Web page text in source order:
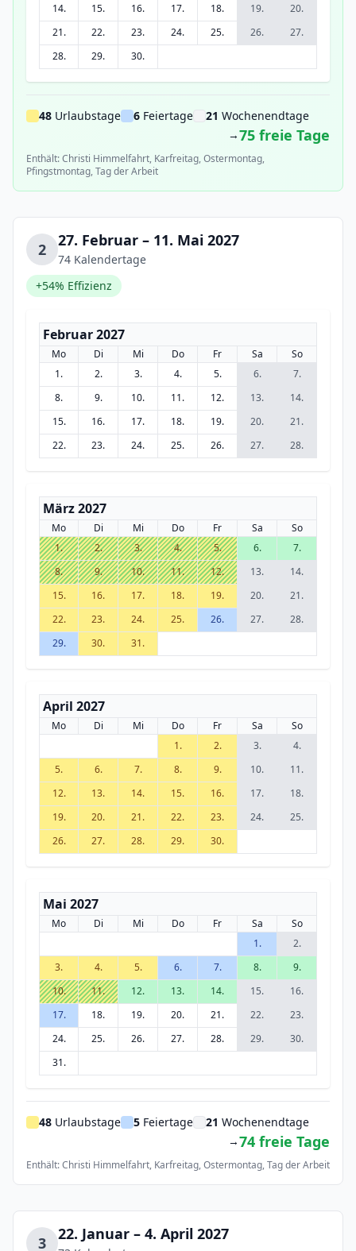
14.
15. 16. 17. 18. 19.
20.
21.
22. 23. 24. 25. 26.
27.
28.
29. 30.
48 Urlaubstage 6 Feiertage 21 Wochenendtage
→75 freie Tage
Enthält: Christi Himmelfahrt, Karfreitag, Ostermontag,
Pfingstmontag, Tag der Arbeit
2 27. Februar – 11. Mai 2027
74 Kalendertage
+54% Effizienz
Februar 2027
Mo Di Mi Do Fr Sa
So
1.
2. 3. 4. 5. 6.
7.
8.
9. 10. 11. 12. 13.
14.
15.
16. 17. 18. 19. 20.
21.
22.
23. 24. 25. 26. 27. 28.
März 2027
Mo Di Mi Do Fr Sa
So
1.
2. 3. 4. 5. 6.
7.
8.
9. 10. 11. 12. 13.
14.
15.
16. 17. 18. 19. 20.
21.
22.
23. 24. 25. 26. 27.
28.
29.
30. 31.
April 2027
Mo Di Mi Do Fr Sa
So
1.
2. 3.
4.
5.
6. 7. 8. 9. 10.
11.
12.
13. 14. 15. 16. 17.
18.
19.
20. 21. 22. 23. 24.
25.
26.
27. 28. 29. 30.
Mai 2027
Mo Di Mi Do Fr Sa
So
1.
2.
3.
4. 5. 6. 7. 8.
9.
10.
11. 12. 13. 14. 15.
16.
17.
18. 19. 20. 21. 22.
23.
24.
25. 26. 27. 28. 29.
30.
31.
48 Urlaubstage 5 Feiertage 21 Wochenendtage
→74 freie Tage
Enthält: Christi Himmelfahrt, Karfreitag, Ostermontag, Tag der Arbeit
3 22. Januar – 4. April 2027